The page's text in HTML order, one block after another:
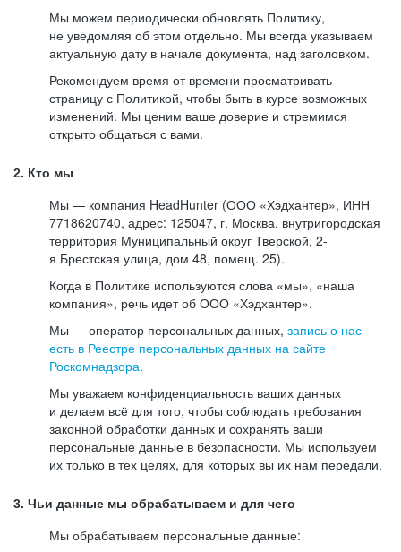
Мы можем периодически обновлять Политику,
не уведомляя об этом отдельно. Мы всегда указываем
актуальную дату в начале документа, над заголовком.
Рекомендуем время от времени просматривать
страницу с Политикой, чтобы быть в курсе возможных
изменений. Мы ценим ваше доверие и стремимся
открыто общаться с вами.
2. Кто мы
Мы — компания HeadHunter (ООО «Хэдхантер», ИНН
7718620740, адрес: 125047, г. Москва, внутригородская
территория Муниципальный округ Тверской, 2-
я Брестская улица, дом 48, помещ. 25).
Когда в Политике используются слова «мы», «наша
компания», речь идет об ООО «Хэдхантер».
Мы — оператор персональных данных, запись о нас
есть в Реестре персональных данных на сайте
Роскомнадзора.
Мы уважаем конфиденциальность ваших данных
и делаем всё для того, чтобы соблюдать требования
законной обработки данных и сохранять ваши
персональные данные в безопасности. Мы используем
их только в тех целях, для которых вы их нам передали.
3. Чьи данные мы обрабатываем и для чего
Мы обрабатываем персональные данные: